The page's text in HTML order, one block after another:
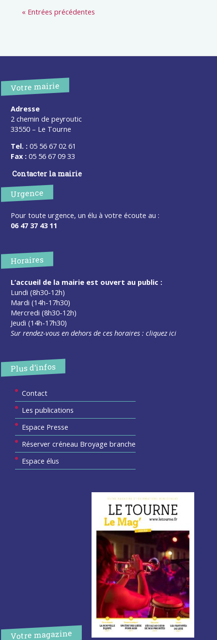
« Entrées précédentes
Votre mairie
Adresse
2 chemin de peyroutic
33550 – Le Tourne
Tel. : 05 56 67 02 61
Fax : 05 56 67 09 33
Contacter la mairie
Urgence
Pour toute urgence, un élu à votre écoute au :
06 47 37 43 11
Horaires
L’accueil de la mairie est ouvert au public :
Lundi (8h30-12h)
Mardi (14h-17h30)
Mercredi (8h30-12h)
Jeudi (14h-17h30)
Sur rendez-vous en dehors de ces horaires :cliquez ici
Plus d’infos
Contact
Les publications
Espace Presse
Réserver créneau Broyage branche
Espace élus
Votre magazine